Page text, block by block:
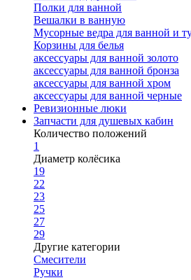
Полки для ванной
Вешалки в ванную
Мусорные ведра для ванной и
Корзины для белья
аксессуары для ванной золото
аксессуары для ванной бронза
аксессуары для ванной хром
аксессуары для ванной черные
Ревизионные люки
Запчасти для душевых кабин
Количество положений
1
Диаметр колёсика
19
22
23
25
27
29
Другие категории
Смесители
Ручки